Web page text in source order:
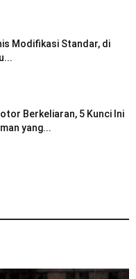
Modifikasi Standar, di
Berkeliaran, 5 Kunci Ini
yang...